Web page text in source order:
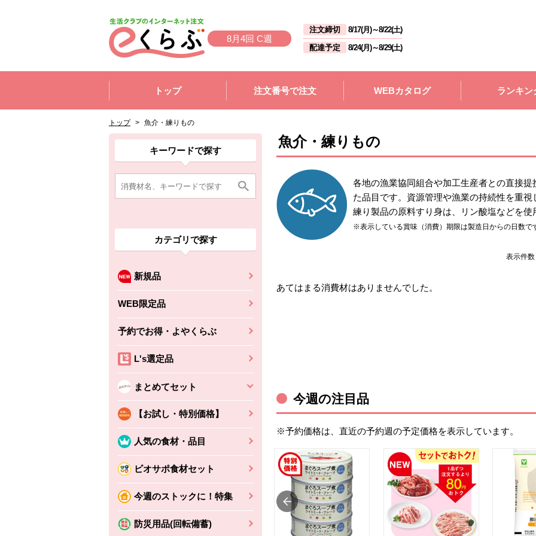
8月4回 C週
注文締切 8/17(月)～8/22(土)
配達予定
8/24(月)～8/29(土)
トップ
注文番号で注文 WEBカタログ ランキン
トップ > 魚介・練りもの
ここから消費材検索メニューです。
キーワードで探す
カテゴリで探す
新規品
WEB限定品
予約でお得・よやくらぶ
L's選定品
まとめてセット
【お試し・特別価格】
人気の食材・品目
ビオサポ食材セット
今週のストックに！特集
防災用品(回転備蓄)
消費材検索メニューここまで。
ここから本文です。
ここから組合員向けメニューです。
組合員向けメニューここまで。
ここから本文です。 魚介・練りもの
各地の漁業協同組合や加工生産者との直接
た品目です。資源管理や漁業の持続性を重視
練り製品の原料すり身は、リン酸塩などを使
※表示している賞味（消費）期限は製造日からの日数で
表示件数
あてはまる消費材はありませんでした。
今週の注目品
※予約価格は、直近の予約週の予定価格を表示しています。